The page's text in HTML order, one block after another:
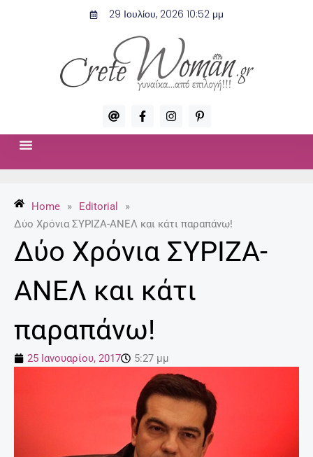
29 Ιουλίου, 2026 10:52 μμ
A
t
F
a
c
I
n
s
P
i
n
p
Home » Editorial
»
Δύο Χρόνια ΣΥΡΙΖΑ-ΑΝΕΛ και κάτι παραπάνω!
Δύο Χρόνια ΣΥΡΙΖΑ-
ΑΝΕΛ και κάτι
παραπάνω!
25 Ιανουαρίου, 2017 5:27 μμ